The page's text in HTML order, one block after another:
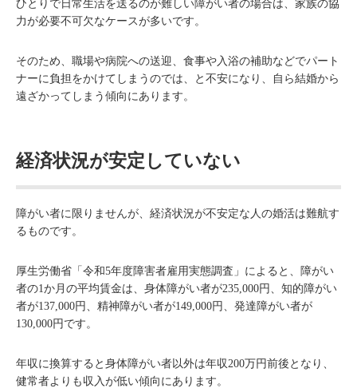
ひとりで日常生活を送るのが難しい障がい者の場合は、家族の協
力が必要不可欠なケースが多いです。
そのため、職場や病院への送迎、食事や入浴の補助などでパート
ナーに負担をかけてしまうのでは、と不安になり、自ら結婚から
遠ざかってしまう傾向にあります。
経済状況が安定していない
障がい者に限りませんが、経済状況が不安定な人の婚活は難航す
るものです。
厚生労働省「令和5年度障害者雇用実態調査」によると、障がい
者の1か月の平均賃金は、身体障がい者が235,000円、知的障がい
者が137,000円、精神障がい者が149,000円、発達障がい者が
130,000円です。
年収に換算すると身体障がい者以外は年収200万円前後となり、
健常者よりも収入が低い傾向にあります。